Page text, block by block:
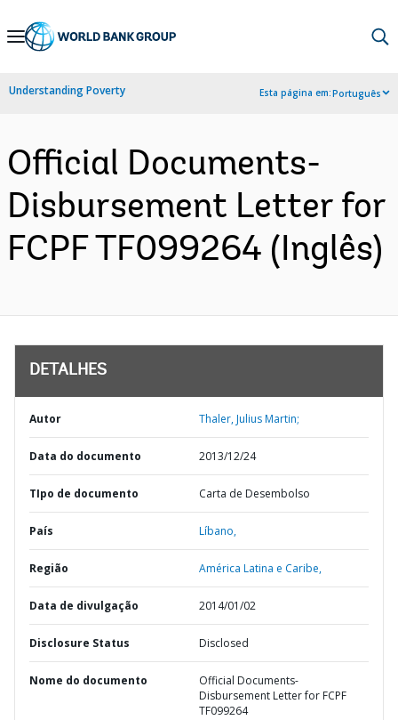
Skip
Navigation
Understanding Poverty Esta página em:Português
Official Documents-
Disbursement Letter for
FCPF TF099264 (Inglês)
DETALHES
Autor Thaler, Julius Martin;
Data do documento 2013/12/24
TIpo de documento Carta de Desembolso
País Líbano,
Região América Latina e Caribe,
Data de divulgação 2014/01/02
Disclosure Status Disclosed
Nome do documento
Official Documents-
Disbursement Letter for FCPF
TF099264